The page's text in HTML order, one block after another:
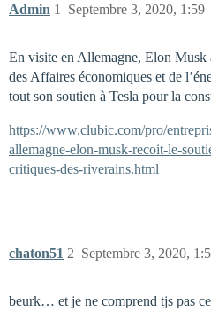
Admin Septembre 3, 2020, 1:59
1
En visite en Allemagne, Elon Musk
des Affaires économiques et de
tout son soutien à Tesla pour la
https://www.clubic.com/pro/
allemagne-elon-musk-recoit-le-
critiques-des-riverains.html
chaton51 Septembre 3, 2020,
2
beurk… et je ne comprend tjs pas